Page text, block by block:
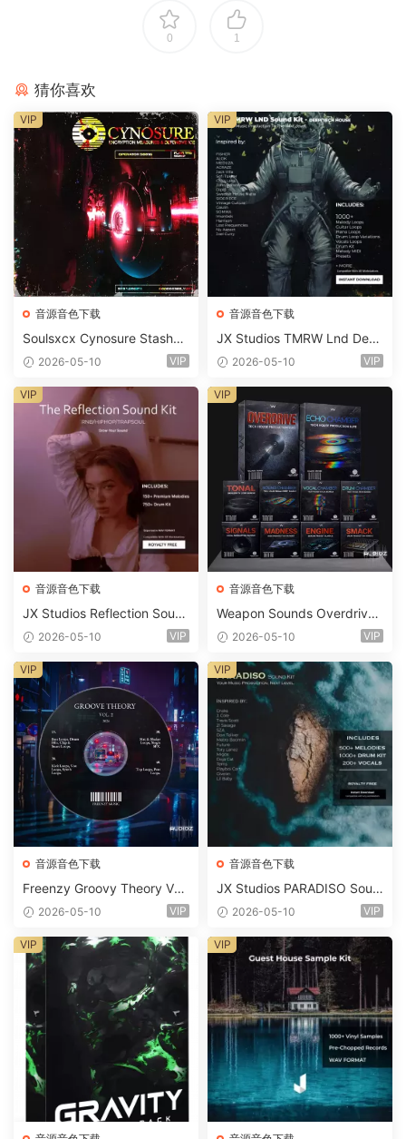
0 1
猜你喜欢
音源音色下载
Soulsxcx Cynosure Stashkit
WAV MiDi FST-FANTASTiC
2026-05-10 VIP
VIP
音源音色下载
JX Studios TMRW Lnd Dee
p And Tech House Sound Ki
ets-FANTASTiC
2026-05-10 VIP
VIP
音源音色下载
JX Studios Reflection Soun
d Kit WAV-FANTASTiC
2026-05-10 VIP
VIP
音源音色下载
Weapon Sounds Overdrive
x Echo Chamber Production
m 2 Presets-FANTASTiC
2026-05-10 VIP
VIP
音源音色下载
Freenzy Groovy Theory Vol.
2 WAV
2026-05-10 VIP
VIP
音源音色下载
JX Studios PARADISO Soun
d Kit MULTiFORMAT-FANTA
2026-05-10 VIP
VIP
VIP VIP